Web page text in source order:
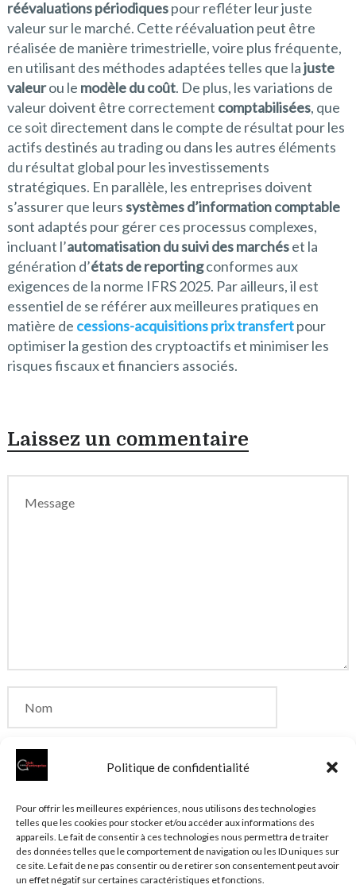
Politique de confidentialité
Pour offrir les meilleures expériences, nous utilisons des technologies
telles que les cookies pour stocker et/ou accéder aux informations des
appareils. Le fait de consentir à ces technologies nous permettra de traiter
des données telles que le comportement de navigation ou les ID uniques sur
ce site. Le fait de ne pas consentir ou de retirer son consentement peut avoir
un effet négatif sur certaines caractéristiques et fonctions.
réévaluations périodiquespour refléter leur juste
valeur sur le marché. Cette réévaluation peut être
réalisée de manière trimestrielle, voire plus fréquente,
en utilisant des méthodes adaptées telles que lajuste
valeurou le modèle du coût. De plus, les variations de
valeur doivent être correctement comptabilisées, que
ce soit directement dans le compte de résultat pour les
actifs destinés au trading ou dans les autres éléments
du résultat global pour les investissements
stratégiques. En parallèle, les entreprises doivent
s’assurer que leurssystèmes d’information comptable
sont adaptés pour gérer ces processus complexes,
incluant l’automatisation du suivi des marchéset la
génération d’états de reportingconformes aux
exigences de la norme IFRS 2025. Par ailleurs, il est
essentiel de se référer aux meilleures pratiques en
matière de cessions-acquisitions prix transfertpour
optimiser la gestion des cryptoactifs et minimiser les
risques fiscaux et financiers associés.
Laissez un commentaire
Enregistrer mon nom, mon e-mail et mon site dans
le navigateur pour mon prochain commentaire.